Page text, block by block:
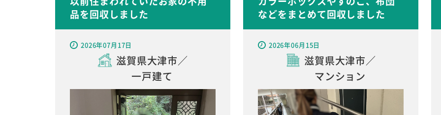
品を回収しました
2026年07月17日
滋賀県大津市／
一戸建て
などをまとめて回収しました
2026年06月15日
滋賀県大津市／
マンション